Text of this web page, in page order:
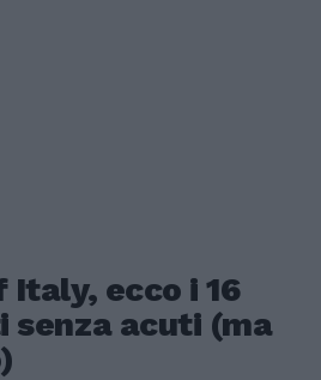
Italy, ecco i 16
acuti (ma